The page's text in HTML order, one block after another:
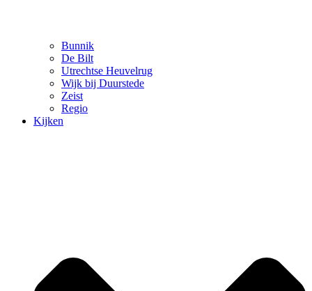
Bunnik
De Bilt
Utrechtse Heuvelrug
Wijk bij Duurstede
Zeist
Regio
Kijken